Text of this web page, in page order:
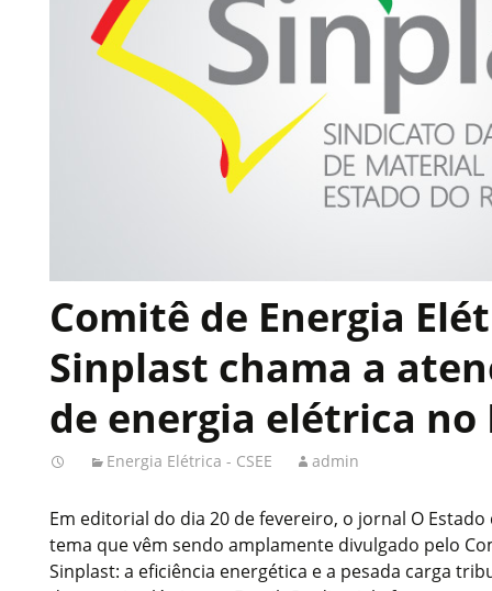
Comitê de Energia
Sinplast chama a
de energia elétrica no
Energia Elétrica - CSEE admin
Em editorial do dia 20 de fevereiro, o jornal O
tema que vêm sendo amplamente divulgado pelo
Sinplast: a eficiência energética e a pesada carga